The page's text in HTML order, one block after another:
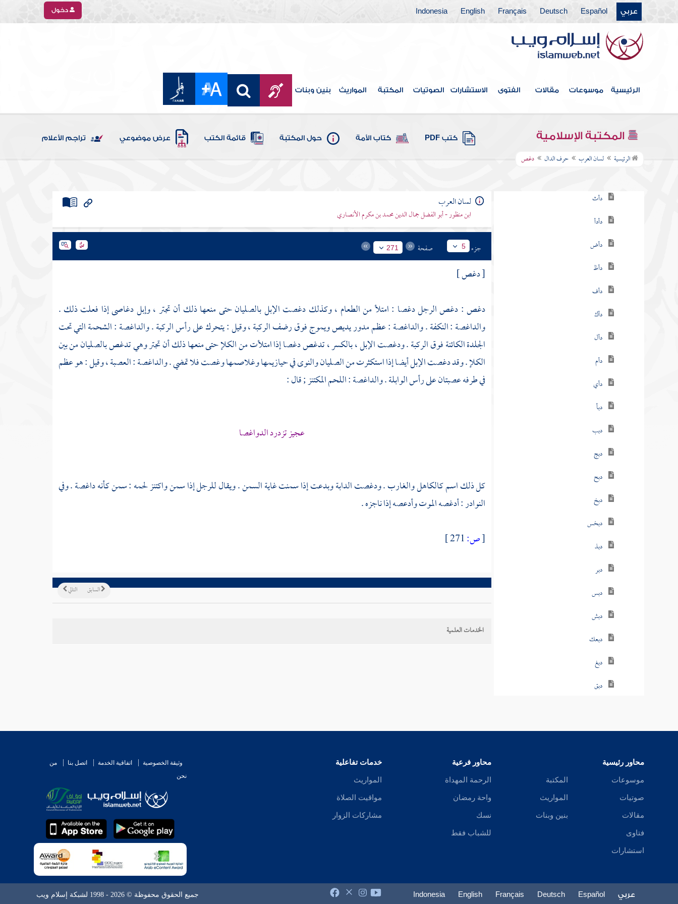
عربي Español
Deutsch
Français
English
Indonesia دخول
الرئيسية موسوعات مقالات الفتوى الاستشارات الصوتيات المكتبة المواريث بنين وبنات
المكتبة الإسلامية كتب PDF كتاب الأمة حول المكتبة قائمة الكتب عرض موضوعي تراجم الأعلام
الرئيسية لسان العرب حرف الدال دغص
حرف الباء
حرف التاء
حرف الثاء
حرف الجيم
حرف الحاء
حرف الخاء
حرف الدال
دأث
دأدأ
دأض
دأظ
دأف
دأك
دأل
دأم
دأي
دبأ
دبب
دبج
دبح
دبخ
دبخس
دبذ
دبر
دبس
دبش
دبعك
دبغ
دبق
دبكل
دثر
لسان العرب
ابن منظور - أبو الفضل جمال الدين محمد بن مكرم الأنصاري
جزء 5 صفحة 271
[ دغص ]
دغص : دغص الرجل دغصا : امتلأ من الطعام ، وكذلك دغصت الإبل بالصليان حتى منعها ذلك أن تجتر ، وإبل دغاصى إذا فعلت ذلك .
والداغصة : النكفة . والداغصة : عظم مدور يديص ويموج فوق رضف الركبة ، وقيل : يتحرك على رأس الركبة . والداغصة : الشحمة التي تحت
الجلدة الكائنة فوق الركبة . ودغصت الإبل ، بالكسر ، تدغص دغصا إذا امتلأت من الكلإ حتى منعها ذلك أن تجتر وهي تدغص بالصليان من بين
الكلإ . وقد دغصت الإبل أيضا إذا استكثرت من الصليان والنوى في حيازيمها وغلاصمها وغصت فلا تمضي . والداغصة : العصبة ، وقيل : هو عظم
في طرفه عصبتان على رأس الوابلة . والداغصة : اللحم المكتنز ; قال :
عجيز تزدرد الدواغصا
كل ذلك اسم كالكاهل والغارب . ودغصت الدابة وبدعت إذا سمنت غاية السمن . ويقال للرجل إذا سمن واكتنز لحمه : سمن كأنه داغصة . وفي
النوادر : أدغصه الموت وأدعصه إذا ناجزه .
[ص:
التالي السابق
الخدمات العلمية
محاور رئيسية
موسوعات
صوتيات
مقالات
فتاوى
استشارات
المكتبة
المواريث
بنين وبنات
محاور فرعية
الرحمة المهداة
واحة رمضان
نسك
للشباب فقط
خدمات تفاعلية
المواريث
مواقيت الصلاة
مشاركات الزوار
وثيقة الخصوصية اتفاقية الخدمة اتصل بنا
من
نحن
عربي Español
Deutsch
Français
English
Indonesia جميع الحقوق محفوظة © 2026 - 1998 لشبكة إسلام ويب